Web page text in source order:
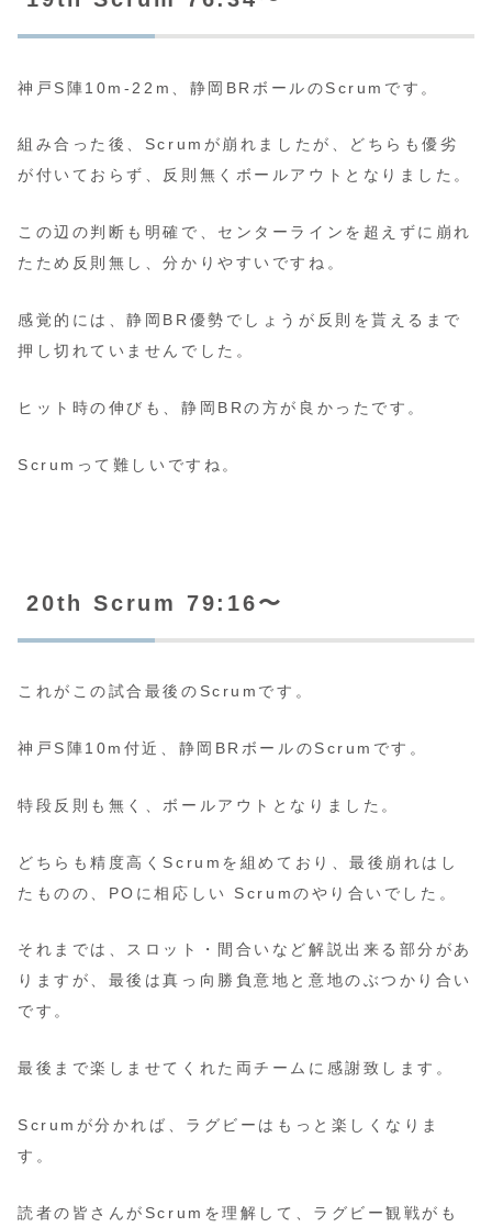
神戸S陣10m-22m、静岡BRボールのScrumです。
組み合った後、Scrumが崩れましたが、どちらも優劣
が付いておらず、反則無くボールアウトとなりました。
この辺の判断も明確で、センターラインを超えずに崩れ
たため反則無し、分かりやすいですね。
感覚的には、静岡BR優勢でしょうが反則を貰えるまで
押し切れていませんでした。
ヒット時の伸びも、静岡BRの方が良かったです。
Scrumって難しいですね。
20th Scrum 79:16〜
これがこの試合最後のScrumです。
神戸S陣10m付近、静岡BRボールのScrumです。
特段反則も無く、ボールアウトとなりました。
どちらも精度高くScrumを組めており、最後崩れはし
たものの、POに相応しい Scrumのやり合いでした。
それまでは、スロット・間合いなど解説出来る部分があ
りますが、最後は真っ向勝負意地と意地のぶつかり合い
です。
最後まで楽しませてくれた両チームに感謝致します。
Scrumが分かれば、ラグビーはもっと楽しくなりま
す。
読者の皆さんがScrumを理解して、ラグビー観戦がも